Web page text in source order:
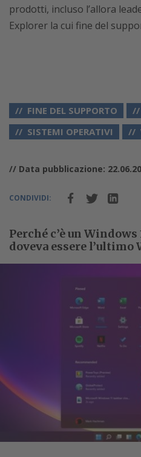
prodotti, incluso l’allora
Explorer la cui fine del
FINE DEL SUPPORTO
SISTEMI OPERATIVI
// Data pubblicazione:
CONDIVIDI:
Perché c’è un Windows
doveva essere l’ultimo